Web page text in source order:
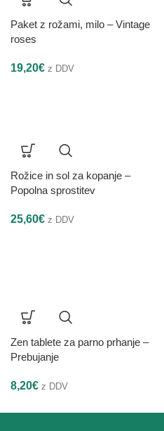
Paket z rožami, milo – Vintage
roses
19,20€ z DDV
Rožice in sol za kopanje –
Popolna sprostitev
25,60€ z DDV
Zen tablete za parno prhanje –
Prebujanje
8,20€ z DDV